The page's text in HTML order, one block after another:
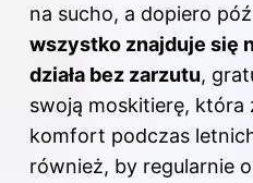
na sucho, a dopiero
wszystko znajduje się
działa bez zarzutu,
swoją moskitierę, która
komfort podczas
również, by regularnie